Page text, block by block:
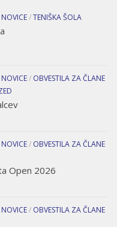
NOVICE/TENIŠKA ŠOLA
NOVICE/ OBVESTILA ZA ČLANE
NOVICE/ OBVESTILA ZA ČLANE
Open 2026
NOVICE/ OBVESTILA ZA ČLANE